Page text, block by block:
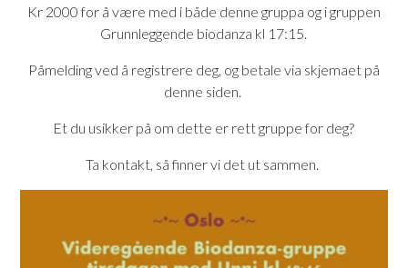
Kr 2000 for å være med i både denne gruppa og i gruppen
Grunnleggende biodanza kl 17:15.
Påmelding ved å registrere deg, og betale via skjemaet på
denne siden.
Et du usikker på om dette er rett gruppe for deg?
Ta kontakt, så finner vi det ut sammen.